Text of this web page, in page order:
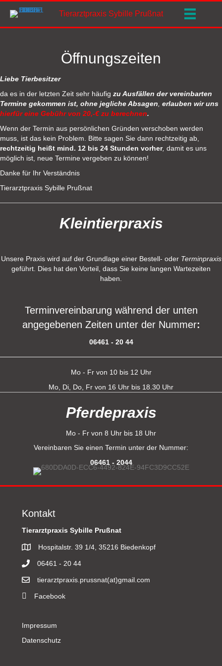
Tierarztpraxis Sybille Prußnat
Öffnungszeiten
Liebe Tierbesitzer
da es in der letzten Zeit sehr häufig zu Ausfällen der vereinbarten
Termine gekommen ist, ohne jegliche Absagen, erlauben wir uns
hierfür eine Gebühr von 20,-€ zu berechnen.
Wenn der Termin aus persönlichen Gründen verschoben werden
muss, ist das kein Problem. Bitte sagen Sie dann rechtzeitig ab,
rechtzeitig heißt mind. 12 bis 24 Stunden vorher, damit es uns
möglich ist, neue Termine vergeben zu können!
Danke für Ihr Verständnis
Tierarztpraxis Sybille Prußnat
Kleintierpraxis
Unsere Praxis wird auf der Grundlage einer Bestell- oder Terminpraxis
geführt. Dies hat den Vorteil, dass Sie keine langen Wartezeiten
haben.
Terminvereinbarung während der unten
angegebenen Zeiten unter der Nummer:
06461 - 20 44
Mo - Fr von 10 bis 12 Uhr
Mo, Di, Do, Fr von 16 Uhr bis 18.30 Uhr
Pferdepraxis
Mo - Fr von 8 Uhr bis 18 Uhr
Vereinbaren Sie einen Termin unter der Nummer:
06461 - 2044
Kontakt
Tierarztpraxis Sybille Prußnat
Hospitalstr. 39 1/4, 35216 Biedenkopf
06461 - 20 44
tierarztpraxis.prussnat(at)gmail.com
Facebook
Impressum
Datenschutz